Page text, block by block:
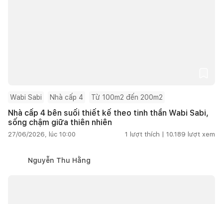
Wabi Sabi Nhà cấp 4 Từ 100m2 đến 200m2
Nhà cấp 4 bên suối thiết kế theo tinh thần Wabi Sabi,
sống chậm giữa thiên nhiên
27/06/2026, lúc 10:00 1 lượt thích | 10.189 lượt xem
Nguyễn Thu Hằng